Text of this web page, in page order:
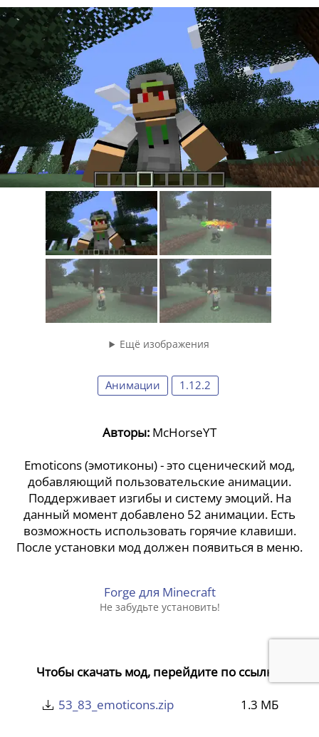
Ещё изображения
Анимации 1.12.2
Авторы: McHorseYT
Emoticons (эмотиконы) - это сценический мод,
добавляющий пользовательские анимации.
Поддерживает изгибы и систему эмоций. На
данный момент добавлено 52 анимации. Есть
возможность использовать горячие клавиши.
После установки мод должен появиться в меню.
Forge для Minecraft
Не забудьте установить!
Чтобы скачать мод, перейдите по ссылке:
53_83_emoticons.zip
1.3 МБ